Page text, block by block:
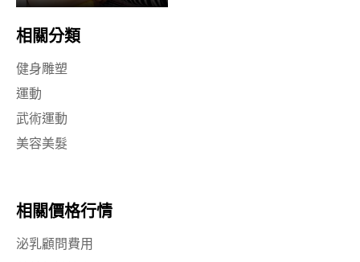
相關分類
健身雕塑
運動
武術運動
美容美髮
相關價格行情
泌乳顧問費用